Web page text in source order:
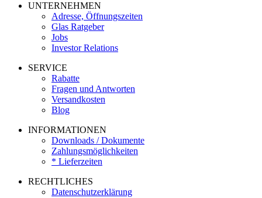
UNTERNEHMEN
Adresse, Öffnungszeiten
Glas Ratgeber
Jobs
Investor Relations
SERVICE
Rabatte
Fragen und Antworten
Versandkosten
Blog
INFORMATIONEN
Downloads / Dokumente
Zahlungsmöglichkeiten
* Lieferzeiten
RECHTLICHES
Datenschutzerklärung